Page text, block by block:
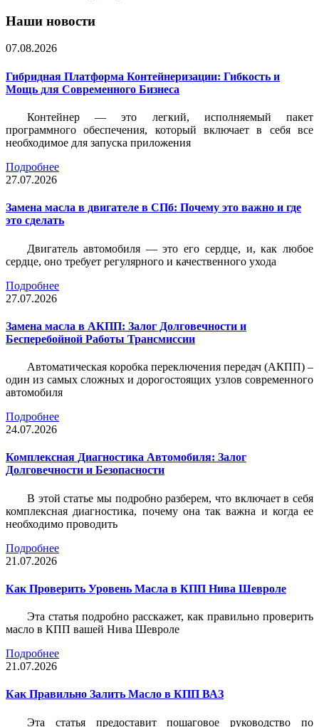
Наши новости
07.08.2026
Гибридная Платформа Контейнеризации: Гибкость и
Мощь для Современного Бизнеса
Контейнер — это легкий, исполняемый пакет
программного обеспечения, который включает в себя все
необходимое для запуска приложения
Подробнее
27.07.2026
Замена масла в двигателе в СПб: Почему это важно и где
это сделать
Двигатель автомобиля — это его сердце, и, как любое
сердце, оно требует регулярного и качественного ухода
Подробнее
27.07.2026
Замена масла в АКПП: Залог Долговечности и
Бесперебойной Работы Трансмиссии
Автоматическая коробка переключения передач (АКПП) –
один из самых сложных и дорогостоящих узлов современного
автомобиля
Подробнее
24.07.2026
Комплексная Диагностика Автомобиля: Залог
Долговечности и Безопасности
В этой статье мы подробно разберем, что включает в себя
комплексная диагностика, почему она так важна и когда ее
необходимо проводить
Подробнее
21.07.2026
Как Проверить Уровень Масла в КПП Нива Шевроле
Эта статья подробно расскажет, как правильно проверить
масло в КПП вашей Нива Шевроле
Подробнее
21.07.2026
Как Правильно Залить Масло в КПП ВАЗ
Эта статья предоставит пошаговое руководство по